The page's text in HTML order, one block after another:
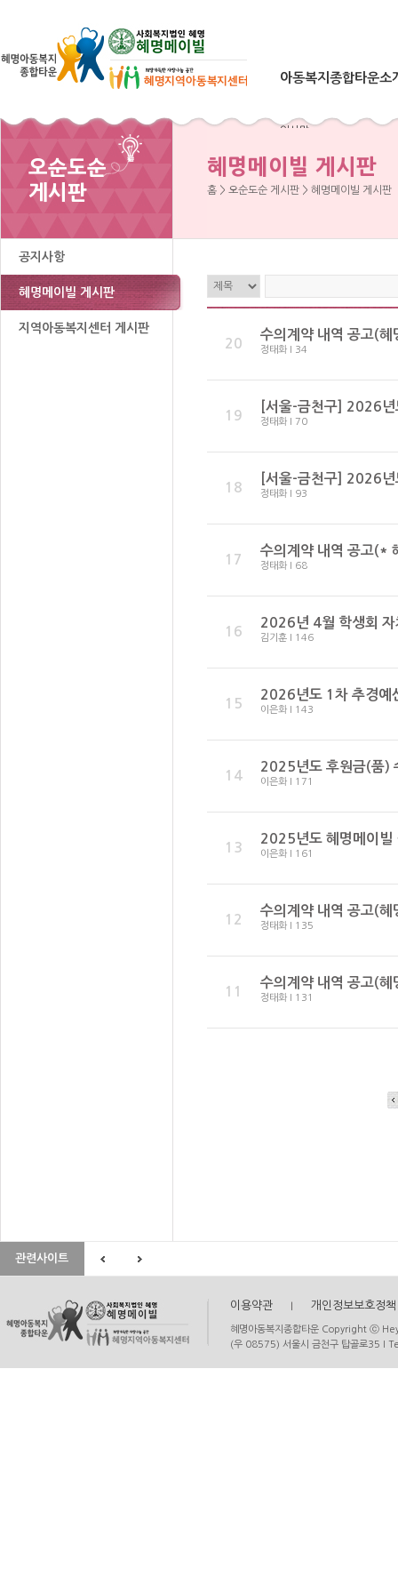
아동복지종합타운소
인사말
운영철학 & 연혁
시설현황
오순도순
게시판
공지사항
혜명메이빌 게시판
지역아동복지센터 게시판
혜명메이빌 게시판
홈 > 오순도순 게시판 > 혜명메이빌 게시판
20
수의계약 내역 공고(
정태화 I 34
19
[서울-금천구] 2026년
정태화 I 70
18
[서울-금천구] 2026년
정태화 I 93
17
수의계약 내역 공고(*
정태화 I 68
16
2026년 4월 학생회 자
김기훈 I 146
15
2026년도 1차 추경예
이은화 I 143
14
2025년도 후원금(품)
이은화 I 171
13
2025년도 혜명메이빌
이은화 I 161
12
수의계약 내역 공고(혜
정태화 I 135
11
수의계약 내역 공고(
정태화 I 131
관련사이트
이용약관 I 개인정보보호정책
혜명아동복지종합타운 Copyright ⓒ
(우 08575) 서울시 금천구 탑골로35